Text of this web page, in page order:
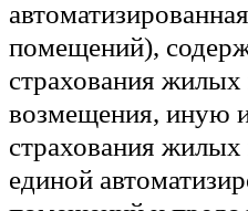
помещений),
страхования
возмещения, иную
страхования
единой